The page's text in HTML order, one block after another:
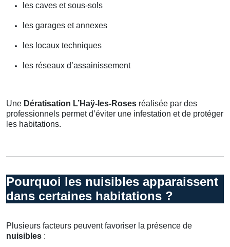
les caves et sous-sols
les garages et annexes
les locaux techniques
les réseaux d’assainissement
Une Dératisation L’Haÿ-les-Roses réalisée par des
professionnels permet d’éviter une infestation et de protéger
les habitations.
Pourquoi les nuisibles apparaissent
dans certaines habitations ?
Plusieurs facteurs peuvent favoriser la présence de
nuisibles :